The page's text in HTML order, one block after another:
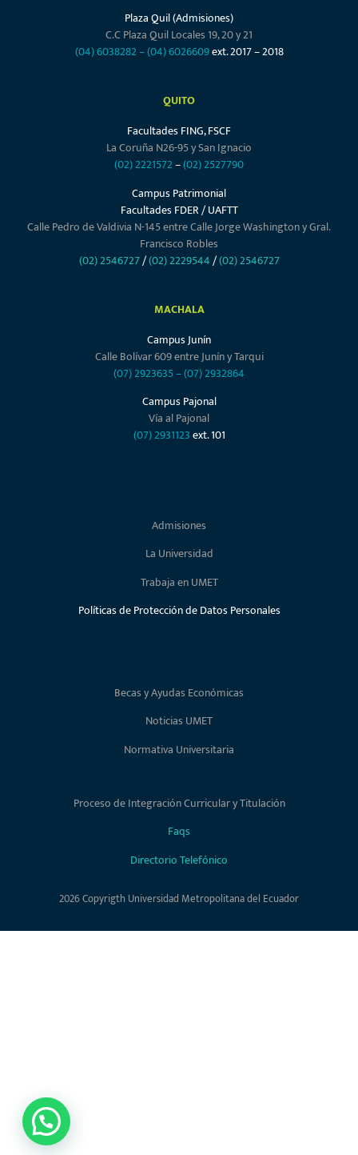
Plaza Quil (Admisiones)
C.C Plaza Quil Locales 19, 20 y 21
(04) 6038282–(04) 6026609ext. 2017 – 2018
QUITO
Facultades FING, FSCF
La Coruña N26-95 y San Ignacio
(02) 2221572–(02) 2527790
Campus Patrimonial
Facultades FDER / UAFTT
Calle Pedro de Valdivia N-145 entre Calle Jorge Washington y Gral.
Francisco Robles
(02) 2546727/(02) 2229544/(02) 2546727
MACHALA
Campus Junín
Calle Bolívar 609 entre Junín y Tarqui
(07) 2923635–(07) 2932864
Campus Pajonal
Vía al Pajonal
(07) 2931123ext. 101
Admisiones
La Universidad
Trabaja en UMET
Políticas de Protección de Datos Personales
Becas y Ayudas Económicas
Noticias UMET
Normativa Universitaria
Proceso de Integración Curricular y Titulación
Faqs
Directorio Telefónico
2026 Copyrigth Universidad Metropolitana del Ecuador